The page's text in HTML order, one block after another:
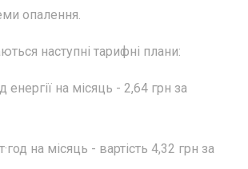
опалення.
наступні тарифні плани:
енергії на місяць - 2,64 грн за
на місяць - вартість 4,32 грн за